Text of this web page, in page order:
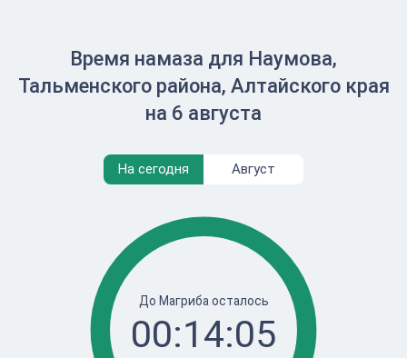
Время намаза для Наумова,
Тальменского района, Алтайского края
на 6 августа
На сегодня Август
До Магриба осталось
00:14:05